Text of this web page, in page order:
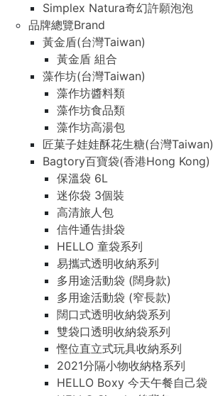
Simplex Natura奇幻許願泡泡
品牌總覽Brand
黃金盾(台灣Taiwan)
黃金盾 組合
藻作坊(台灣Taiwan)
藻作坊醬料類
藻作坊食品類
藻作坊高湯包
匠菓子娃娃酥花生糖(台灣Taiwan)
Bagtory百寶袋(香港Hong Kong)
保溫袋 6L
迷你袋 3個裝
高清旅人包
信件通告掛袋
HELLO 童袋系列
易攜式透明收納系列
多用途活動袋 (闊身款)
多用途活動袋 (窄長款)
闊口式透明收納袋系列
雙袋口透明收納袋系列
慳位直立式玩具收納系列
2021分隔小物收納格系列
HELLO Boxy 今天午餐自己袋